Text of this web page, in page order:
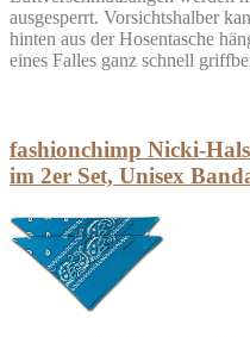
ausgesperrt. Vorsichtshalber
hinten aus der Hosentasche
eines Falles ganz schnell
fashionchimp Nicki-
im 2er Set, Unisex